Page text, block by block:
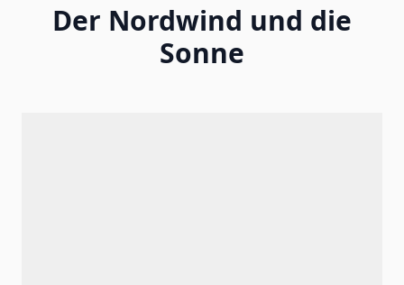
Der Nordwind und die
Sonne